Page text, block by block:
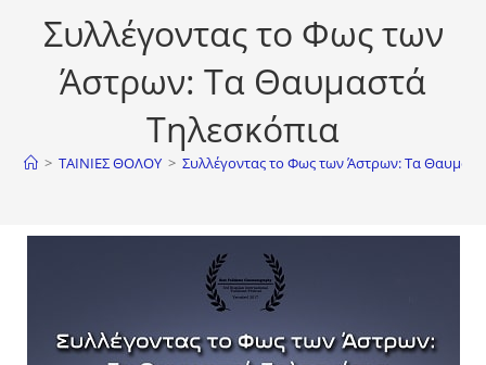
Συλλέγοντας το Φως των
Άστρων: Τα Θαυμαστά
Τηλεσκόπια
> ΤΑΙΝΙΕΣ ΘΟΛΟΥ > Συλλέγοντας το Φως των Άστρων: Τα